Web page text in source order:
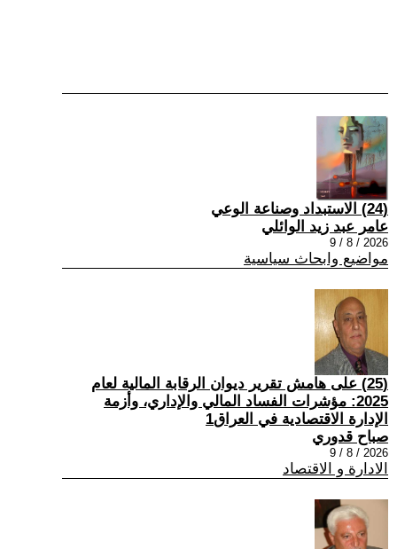
(24) الاستبداد وصناعة الوعي
عامر عبد زيد الوائلي
2026 / 8 / 9
مواضيع وابحاث سياسية
(25) على هامش تقرير ديوان الرقابة المالية لعام
2025: مؤشرات الفساد المالي والإداري، وأزمة
الإدارة الاقتصادية في العراق1
صباح قدوري
2026 / 8 / 9
الادارة و الاقتصاد